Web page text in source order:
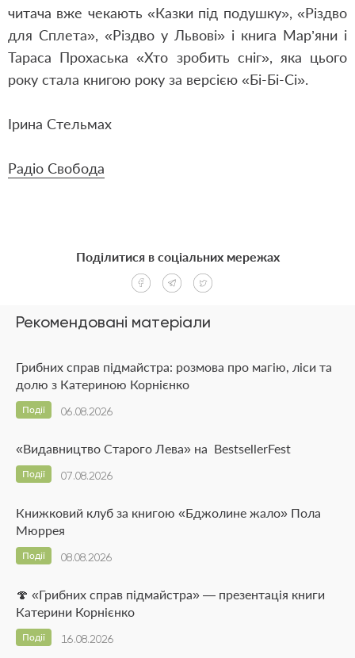
читача вже чекають «Казки під подушку», «Різдво
для Сплета», «Різдво у Львові» і книга Мар’яни і
Тараса Прохаська «Хто зробить сніг», яка цього
року стала книгою року за версією «Бі-Бі-Сі».
Ірина Стельмах
Радіо Свобода
Рекомендовані матеріали
Грибних справ підмайстра: розмова про магію, ліси та
долю з Катериною Корнієнко
06.08.2026
Події
«Видавництво Старого Лева» на BestsellerFest
07.08.2026
Події
Книжковий клуб за книгою «Бджолине жало» Пола
Мюррея
08.08.2026
Події
🍄 «Грибних справ підмайстра» — презентація книги
Катерини Корнієнко
16.08.2026
Події
Поділитися в соціальних мережах